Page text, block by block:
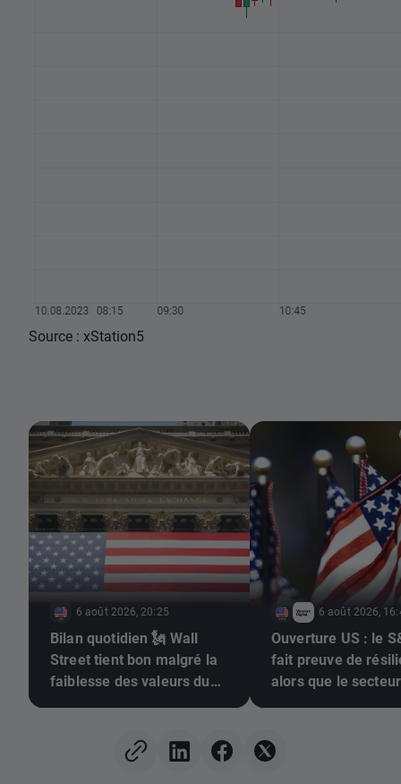
Source : xStation5
6 août 2026, 20:25
Bilan quotidien 🗽 Wall
Street tient bon malgré la
faiblesse des valeurs du
6 août 2026,
Ouverture US : le
fait preuve de
alors que le
recule de 12%